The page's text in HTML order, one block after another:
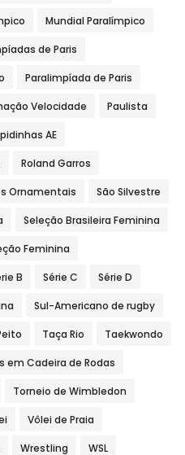
Mundial Paralímpico
de Paris
Paralimpíada de Paris
Velocidade Paulista
AE
Roland Garros
Ornamentais São Silvestre
Seleção Brasileira Feminina
Feminina
B Série C Série D
Sul-Americano de rugby
Taça Rio Taekwondo
em Cadeira de Rodas
Torneio de Wimbledon
Vôlei de Praia
Wrestling WSL